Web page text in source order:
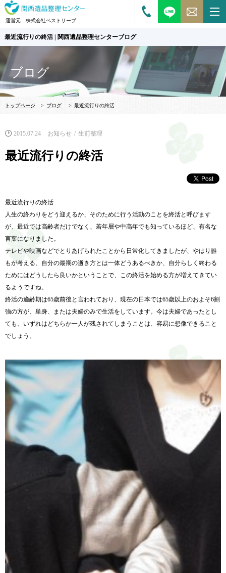
運営元 株式会社ベストサーブ
最近流行りの終活 | 関西遺品整理センターブログ
ブログ
トップページ > ブログ > 最近流行りの終活
2015.07.24 お知らせ 生前整理
最近流行りの終活
最近流行りの終活
人生の終わりをどう迎えるか、そのために行う活動のことを終活と呼びます
が、最近では高齢者だけでなく、若年層や中高年でも知っているほど、有名な
言葉になりました。
テレビや映画などでとりあげられたことから日常化してきましたが、やはり誰
もが考える、自分の最期の逝き方とは一体どうあるべきか、自分らしく終わる
ためにはどうしたら良いかということで、この終活を始める方が増えてきてい
るようですね。
終活の適齢期は65歳前後と言われており、現在の日本では65歳以上のおよそ6割
強の方が、単身、または夫婦のみで生活をしています。今は夫婦であったとし
ても、いずれはどちらか一人が残されてしまうことは、容易に想像できること
でしょう。